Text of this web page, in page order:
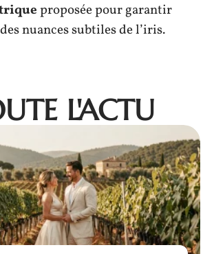
proposée pour garantir
nuances subtiles de l’iris.
L'ACTU